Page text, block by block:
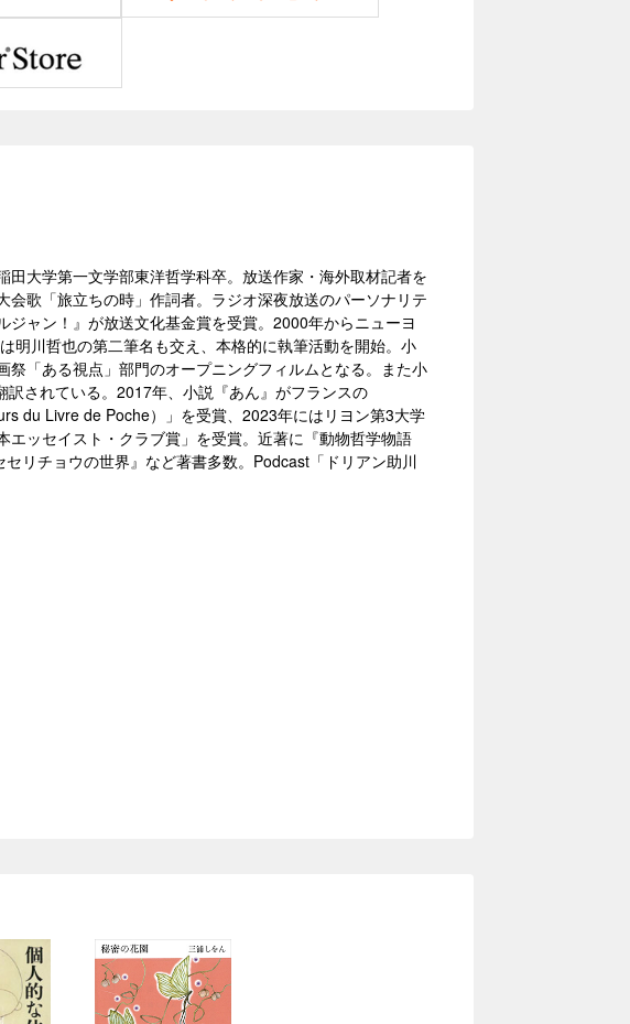
大学第一文学部東洋哲学科卒。放送作家・海外取材記者を
歌「旅立ちの時」作詞者。ラジオ深夜放送のパーソナリテ
ャン！』が放送文化基金賞を受賞。2000年からニューヨ
明川哲也の第二筆名も交え、本格的に執筆活動を開始。小
「ある視点」部門のオープニングフィルムとなる。また小
されている。2017年、小説『あん』がフランスの
du Livre de Poche）」を受賞、2023年にはリヨン第3大学
ッセイスト・クラブ賞」を受賞。近著に『動物哲学物語
リチョウの世界』など著書多数。Podcast「ドリアン助川